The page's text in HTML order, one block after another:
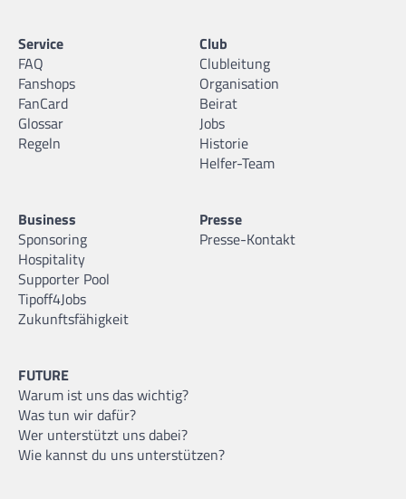
Service
FAQ
Fanshops
FanCard
Glossar
Regeln
Club
Clubleitung
Organisation
Beirat
Jobs
Historie
Helfer-Team
Business
Sponsoring
Hospitality
Supporter Pool
Tipoff4Jobs
Zukunftsfähigkeit
Presse
Presse-Kontakt
FUTURE
Warum ist uns das wichtig?
Was tun wir dafür?
Wer unterstützt uns dabei?
Wie kannst du uns unterstützen?